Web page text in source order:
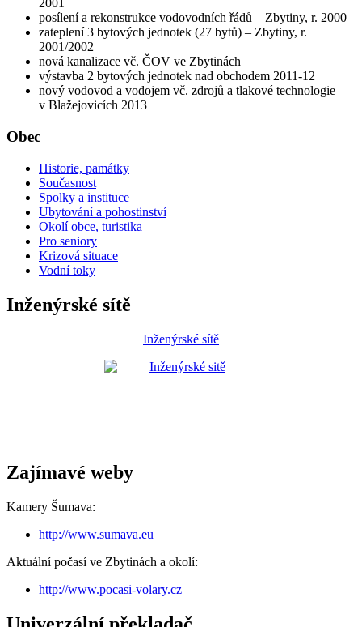
2001
posílení a rekonstrukce vodovodních řádů – Zbytiny, r. 2000
zateplení 3 bytových jednotek (27 bytů) – Zbytiny, r.
2001/2002
nová kanalizace vč. ČOV ve Zbytinách
výstavba 2 bytových jednotek nad obchodem 2011-12
nový vodovod a vodojem vč. zdrojů a tlakové technologie
v Blažejovicích 2013
Obec
Historie, památky
Současnost
Spolky a instituce
Ubytování a pohostinství
Okolí obce, turistika
Pro seniory
Krizová situace
Vodní toky
Inženýrské sítě
Inženýrské sítě
Zajímavé weby
Kamery Šumava:
http://www.sumava.eu
Aktuální počasí ve Zbytinách a okolí:
http://www.pocasi-volary.cz